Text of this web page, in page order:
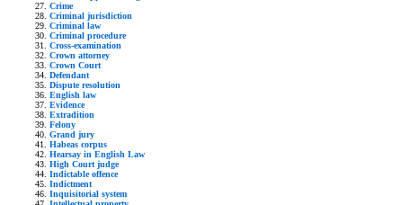
Crime
Criminal jurisdiction
Criminal law
Criminal procedure
Cross-examination
Crown attorney
Crown Court
Defendant
Dispute resolution
English law
Evidence
Extradition
Felony
Grand jury
Habeas corpus
Hearsay in English Law
High Court judge
Indictable offence
Indictment
Inquisitorial system